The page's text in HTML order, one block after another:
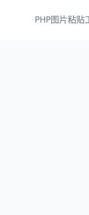
PHP图片粘